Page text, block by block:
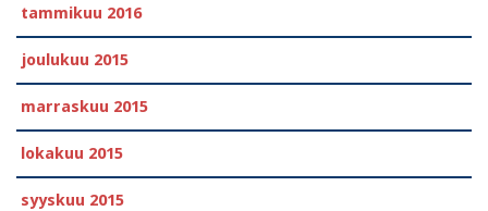
tammikuu 2016
joulukuu 2015
marraskuu 2015
lokakuu 2015
syyskuu 2015